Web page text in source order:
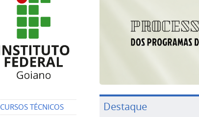
CURSOS TÉCNICOS
Destaque